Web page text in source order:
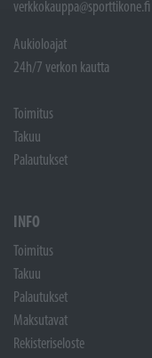
verkkokauppa@sporttikone.fi
Aukioloajat
24h/7 verkon kautta
Toimitus
Takuu
Palautukset
INFO
Toimitus
Takuu
Palautukset
Maksutavat
Rekisteriseloste